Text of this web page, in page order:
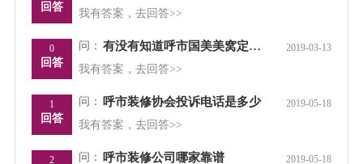
回答
我有答案，去回答>>
0
回答
问： 有没有知道呼市国美美窝定制家具和索菲亚定制家具哪家好点啊？ 2019-03-13
我有答案，去回答>>
1
回答
问： 呼市装修协会投诉电话是多少 2019-05-18
我有答案，去回答>>
2 问： 呼市装修公司哪家靠谱 2019-05-18